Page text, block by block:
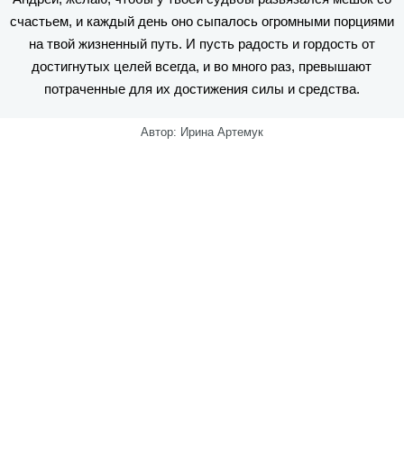
счастьем, и каждый день оно сыпалось огромными порциями
на твой жизненный путь. И пусть радость и гордость от
достигнутых целей всегда, и во много раз, превышают
потраченные для их достижения силы и средства.
Автор: Ирина Артемук